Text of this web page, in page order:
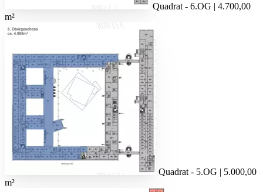
Quadrat - 6.OG | 4.700,00
m²
Quadrat - 5.OG | 5.000,00
m²